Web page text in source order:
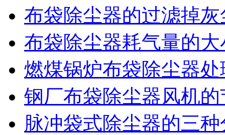
布袋除尘器的过滤掉
布袋除尘器耗气量的大
燃煤锅炉布袋除尘器
钢厂布袋除尘器风机
脉冲袋式除尘器的三